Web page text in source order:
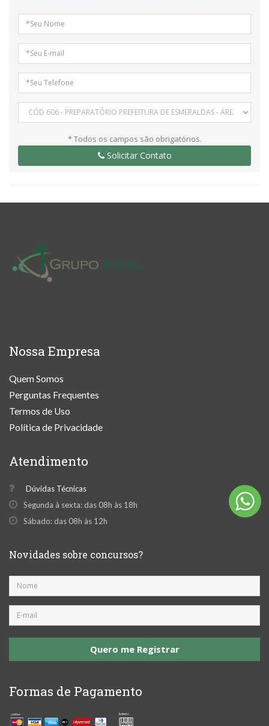
* Todos os campos são obrigatórios.
Solicitar Contato
Nossa Empresa
Quem Somos
Perguntas Frequentes
Termos de Uso
Política de Privacidade
Atendimento
Dúvidas Técnicas
Segunda à sexta: das 08h às 18h
Sábado: das 08h às 12h
Novidades sobre concursos?
Quero me Registrar
Formas de Pagamento